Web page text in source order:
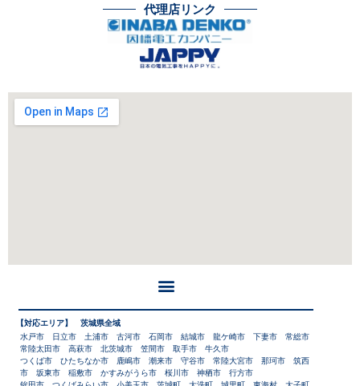
代理店リンク
【対応エリア】 茨城県全域
水戸市 日立市 土浦市 古河市 石岡市 結城市 龍ケ崎市 下妻市 常総市
常陸太田市 高萩市 北茨城市 笠間市 取手市 牛久市
つくば市 ひたちなか市 鹿嶋市 潮来市 守谷市 常陸大宮市 那珂市 筑西
市 坂東市 稲敷市 かすみがうら市 桜川市 神栖市 行方市